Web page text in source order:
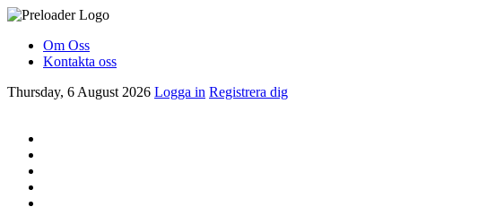
Om Oss
Kontakta oss
Thursday, 6 August 2026 Logga in Registrera dig